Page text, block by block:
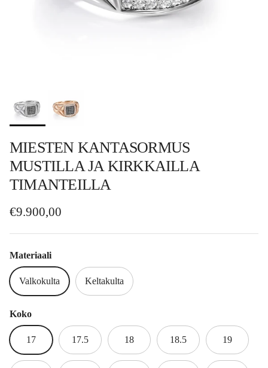
MIESTEN KANTASORMUS
MUSTILLA JA KIRKKAILLA
TIMANTEILLA
Normaalihinta
€9.900,00
Materiaali
Valkokulta Keltakulta
Koko
17 17.5 18 18.5 19